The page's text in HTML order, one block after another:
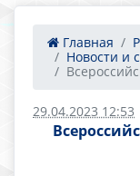
Главная
Новости и
29.04.2023 12:53